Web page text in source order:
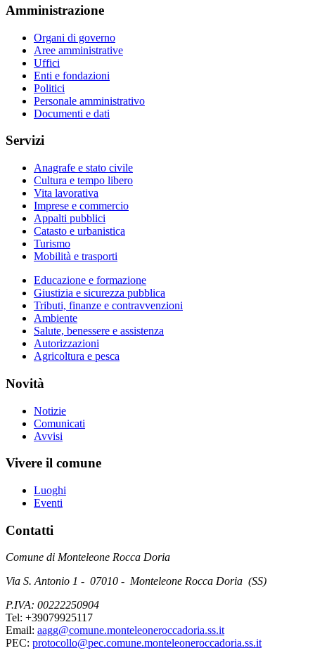
Amministrazione
Organi di governo
Aree amministrative
Uffici
Enti e fondazioni
Politici
Personale amministrativo
Documenti e dati
Servizi
Anagrafe e stato civile
Cultura e tempo libero
Vita lavorativa
Imprese e commercio
Appalti pubblici
Catasto e urbanistica
Turismo
Mobilità e trasporti
Educazione e formazione
Giustizia e sicurezza pubblica
Tributi, finanze e contravvenzioni
Ambiente
Salute, benessere e assistenza
Autorizzazioni
Agricoltura e pesca
Novità
Notizie
Comunicati
Avvisi
Vivere il comune
Luoghi
Eventi
Contatti
Comune di Monteleone Rocca Doria
Via S. Antonio 1 - 07010 - Monteleone Rocca Doria (SS)
P.IVA: 00222250904
Tel: +39079925117
Email: aagg@comune.monteleoneroccadoria.ss.it
PEC: protocollo@pec.comune.monteleoneroccadoria.ss.it